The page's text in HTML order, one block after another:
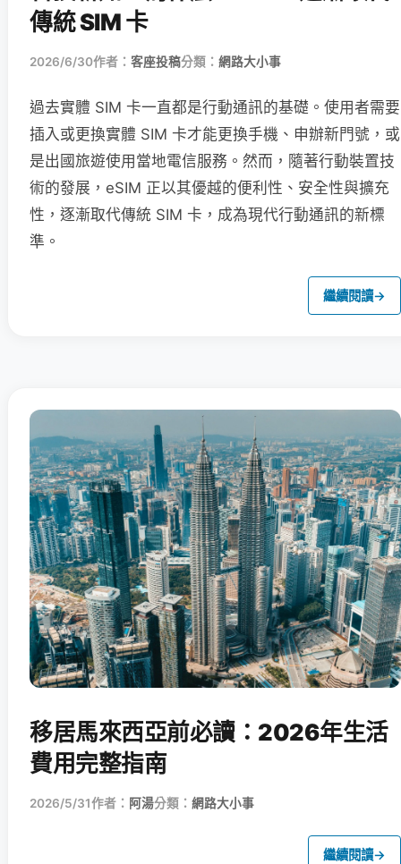
傳統 SIM 卡
2026/6/30作者： 客座投稿分類： 網路大小事
過去實體 SIM 卡一直都是行動通訊的基礎。使用者需要
插入或更換實體 SIM 卡才能更換手機、申辦新門號，或
是出國旅遊使用當地電信服務。然而，隨著行動裝置技
術的發展，eSIM 正以其優越的便利性、安全性與擴充
性，逐漸取代傳統 SIM 卡，成為現代行動通訊的新標
準。
繼續閱讀→
移居馬來西亞前必讀：2026年生活
費用完整指南
2026/5/31作者： 阿湯分類： 網路大小事
繼續閱讀→